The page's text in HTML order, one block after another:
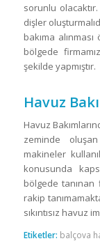
sorunlu
dişler
bakıma alınması
bölgede
şekilde yapmıştır.
Havuz
Havuz
zeminde
makineler
konusunda
bölgede tanınan
rakip
sıkıntısız havuz
Etiketler: balçova